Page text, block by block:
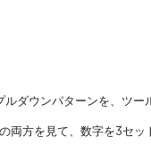
ダウンパターンを、ツー
方を見て、数字を3セッ